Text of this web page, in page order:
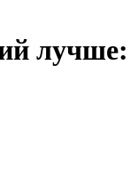
лучше: